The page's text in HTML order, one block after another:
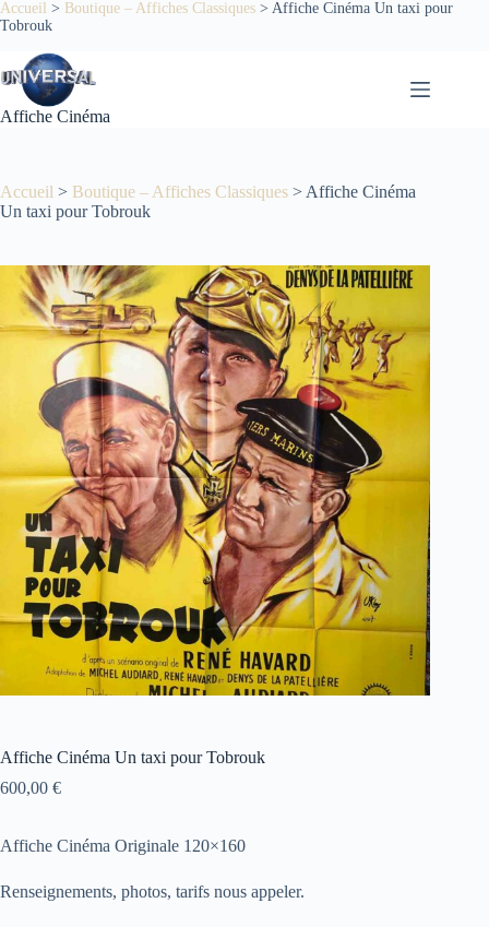
Passer
au
Accueil > Boutique – Affiches Classiques > Affiche Cinéma Un taxi pour
Tobrouk
Affiche Cinéma
Accueil > Boutique – Affiches Classiques > Affiche Cinéma
Un taxi pour Tobrouk
Affiche Cinéma Un taxi pour Tobrouk
600,00 €
Affiche Cinéma Originale 120×160
Renseignements, photos, tarifs nous appeler.